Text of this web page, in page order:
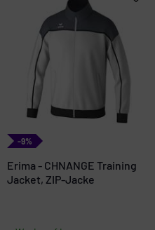
-9%
Erima - CHNANGE Training
Jacket, ZIP-Jacke